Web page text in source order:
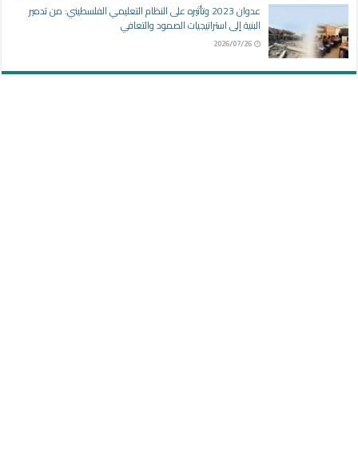
عدوان 2023 وتأثيره على النظام التعليمي الفلسطيني: من تدمير
البنية إلى استراتيجيات الصمود والتعافي
2026/07/26